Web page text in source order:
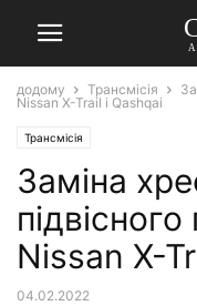
додому Трансмісія
Nissan X-Trail і Qashqai
Трансмісія
Заміна
Nissan X-
04.02.2022